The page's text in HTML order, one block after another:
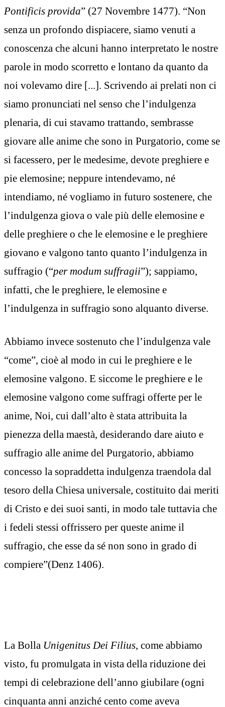
Pontificis provida” (27 Novembre 1477). “Non
senza un profondo dispiacere, siamo venuti a
conoscenza che alcuni hanno interpretato le nostre
parole in modo scorretto e lontano da quanto da
noi volevamo dire [...]. Scrivendo ai prelati non ci
siamo pronunciati nel senso che l’indulgenza
plenaria, di cui stavamo trattando, sembrasse
giovare alle anime che sono in Purgatorio, come se
si facessero, per le medesime, devote preghiere e
pie elemosine; neppure intendevamo, né
intendiamo, né vogliamo in futuro sostenere, che
l’indulgenza giova o vale più delle elemosine e
delle preghiere o che le elemosine e le preghiere
giovano e valgono tanto quanto l’indulgenza in
suffragio (“per modum suffragii”); sappiamo,
infatti, che le preghiere, le elemosine e
l’indulgenza in suffragio sono alquanto diverse.
Abbiamo invece sostenuto che l’indulgenza vale
“come”, cioè al modo in cui le preghiere e le
elemosine valgono. E siccome le preghiere e le
elemosine valgono come suffragi offerte per le
anime, Noi, cui dall’alto è stata attribuita la
pienezza della maestà, desiderando dare aiuto e
suffragio alle anime del Purgatorio, abbiamo
concesso la sopraddetta indulgenza traendola dal
tesoro della Chiesa universale, costituito dai meriti
di Cristo e dei suoi santi, in modo tale tuttavia che
i fedeli stessi offrissero per queste anime il
suffragio, che esse da sé non sono in grado di
compiere”(Denz 1406).
La Bolla Unigenitus Dei Filius, come abbiamo
visto, fu promulgata in vista della riduzione dei
tempi di celebrazione dell’anno giubilare (ogni
cinquanta anni anziché cento come aveva